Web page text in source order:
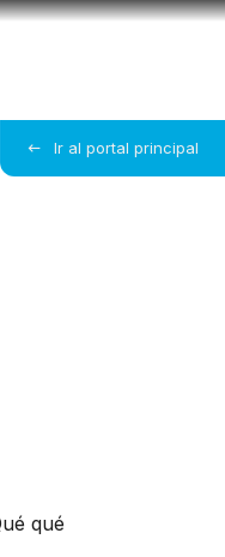
Ir al portal principal
qué